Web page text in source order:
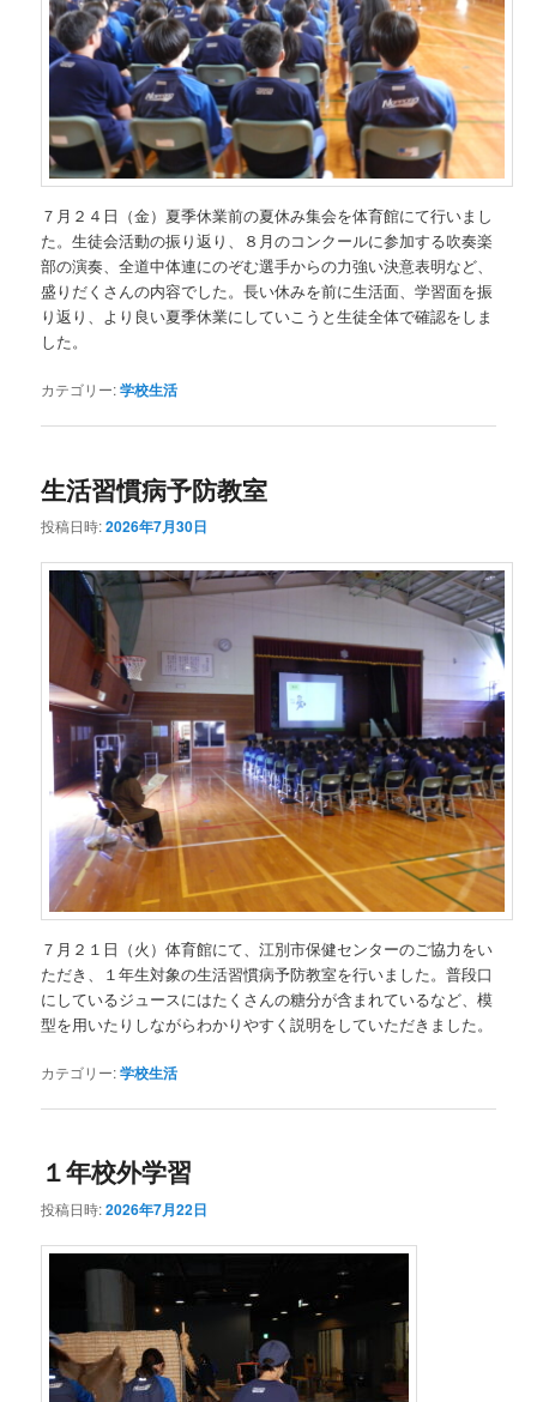
７月２４日（金）夏季休業前の夏休み集会を体育館にて行いまし
た。生徒会活動の振り返り、８月のコンクールに参加する吹奏楽
部の演奏、全道中体連にのぞむ選手からの力強い決意表明など、
盛りだくさんの内容でした。長い休みを前に生活面、学習面を振
り返り、より良い夏季休業にしていこうと生徒全体で確認をしま
した。
カテゴリー:学校生活
生活習慣病予防教室
投稿日時:2026年7月30日
７月２１日（火）体育館にて、江別市保健センターのご協力をい
ただき、１年生対象の生活習慣病予防教室を行いました。普段口
にしているジュースにはたくさんの糖分が含まれているなど、模
型を用いたりしながらわかりやすく説明をしていただきました。
カテゴリー:学校生活
１年校外学習
投稿日時:2026年7月22日